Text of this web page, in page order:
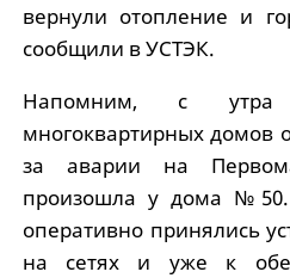
вернули отопление и
сообщили в УСТЭК.
Напомним, с
многоквартирных домов
за аварии на
произошла у дома
оперативно принялись
на сетях и уже к